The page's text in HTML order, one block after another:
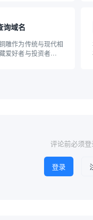
询域名
雕作为传统与现代相
好者与投资者的关
，并推荐几个相关的
评论前必须登
登录